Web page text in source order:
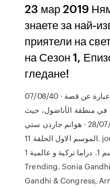
23 мар 2019
знаете за най-
приятели на
на Сезон 1,
гледане!
07/08/40 · مسلسل قيامة أرطغرل هو عبارة عن قصة
في منطقة الأناضول، حيث
كان موطناً للقوى 28/07/37 · هوانم جاردن ستي
الموسم الاول الحلقة 11. joudymovies. 41:00. فيي
الداخل الحلقة 24 القسم 1. دراما تركية و عالمية 1.
Trending. Sonia
Gandhi & Congress,